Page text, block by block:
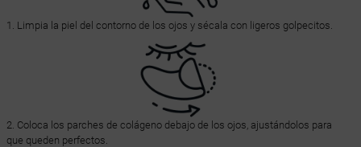
1. Limpia la piel del contorno de los ojos y sécala con ligeros golpecitos.
2. Coloca los parches de colágeno debajo de los ojos, ajustándolos para
que queden perfectos.